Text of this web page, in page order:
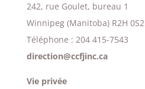
242, rue Goulet, bureau 1
Winnipeg (Manitoba) R2H 0S2
Téléphone : 204 415-7543
direction@ccfjinc.ca
Vie privée